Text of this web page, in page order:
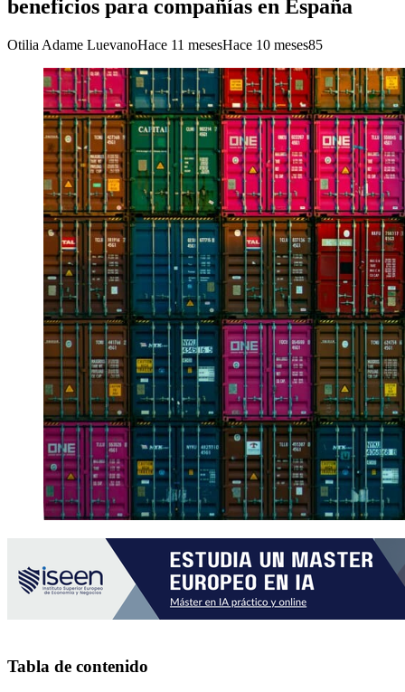
beneficios para compañías en España
Otilia Adame LuevanoHace 11 mesesHace 10 meses85
Tabla de contenido